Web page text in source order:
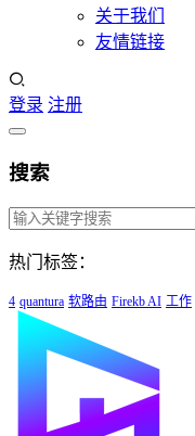
关于我们
友情链接
登录 注册
搜索
热门标签：
4 quantura 软路由 Firekb AI 工作